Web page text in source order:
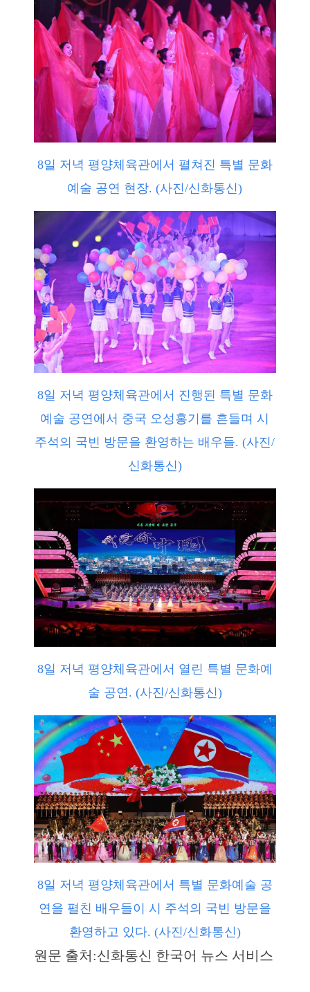
8일 저녁 평양체육관에서 펼쳐진 특별 문화
예술 공연 현장. (사진/신화통신)
8일 저녁 평양체육관에서 진행된 특별 문화
예술 공연에서 중국 오성홍기를 흔들며 시
주석의 국빈 방문을 환영하는 배우들. (사진/
신화통신)
8일 저녁 평양체육관에서 열린 특별 문화예
술 공연. (사진/신화통신)
8일 저녁 평양체육관에서 특별 문화예술 공
연을 펼친 배우들이 시 주석의 국빈 방문을
환영하고 있다. (사진/신화통신)
원문 출처:신화통신 한국어 뉴스 서비스